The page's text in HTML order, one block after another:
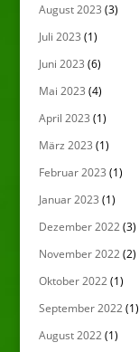
August 2023 (3)
Juli 2023 (1)
Juni 2023 (6)
Mai 2023 (4)
April 2023 (1)
März 2023 (1)
Februar 2023 (1)
Januar 2023 (1)
Dezember 2022(3)
November 2022(2)
Oktober 2022(1)
September 2022(1)
August 2022(1)